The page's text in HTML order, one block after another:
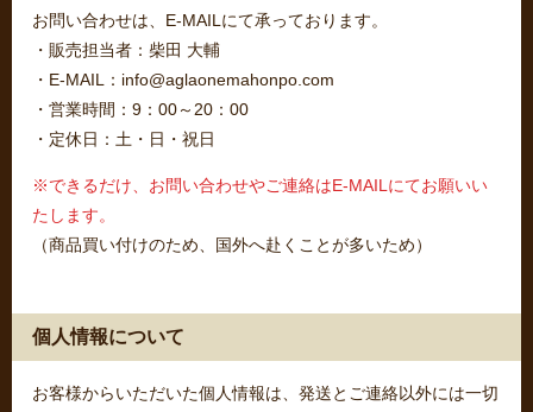
お問い合わせは、E-MAILにて承っております。
・販売担当者：柴田 大輔
・E-MAIL：info@aglaonemahonpo.com
・営業時間：9：00～20：00
・定休日：土・日・祝日
※できるだけ、お問い合わせやご連絡はE-MAILにてお願いい
たします。
（商品買い付けのため、国外へ赴くことが多いため）
個人情報について
お客様からいただいた個人情報は、発送とご連絡以外には一切